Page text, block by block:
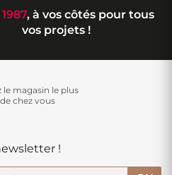
, à vos côtés pour tous
vos projets !
le magasin le plus
chez vous
!